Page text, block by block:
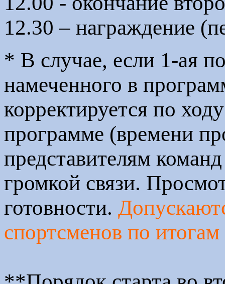
12.30 – награждение
* В случае, если 1-ая
намеченного в
корректируется по
программе (времени
представителям
громкой связи.
готовности.
спортсменов по итогам